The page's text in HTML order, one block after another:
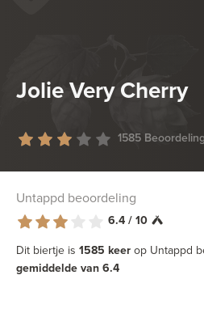
Jolie Very Cherry
1585
Untappd beoordeling
6.4 / 10
Dit biertje is 1585 keer op Untappd
gemiddelde van 6.4